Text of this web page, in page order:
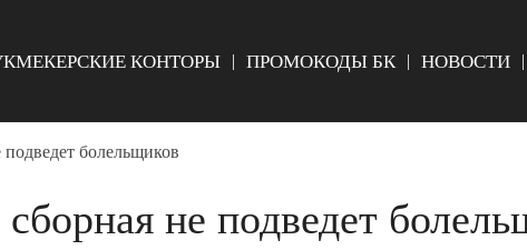
КОНТОРЫ ПРОМОКОДЫ БК НОВОСТИ
болельщиков
не подведет